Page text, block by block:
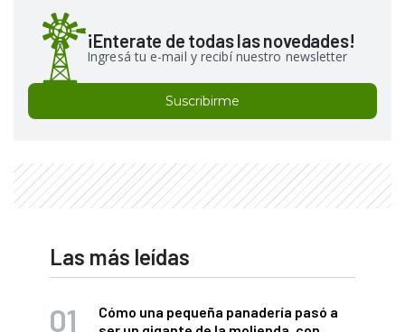
¡Enterate de todas las novedades!
Ingresá tu e-mail y recibí nuestro newsletter
Suscribirme
Las más leídas
Cómo una pequeña panadería pasó a